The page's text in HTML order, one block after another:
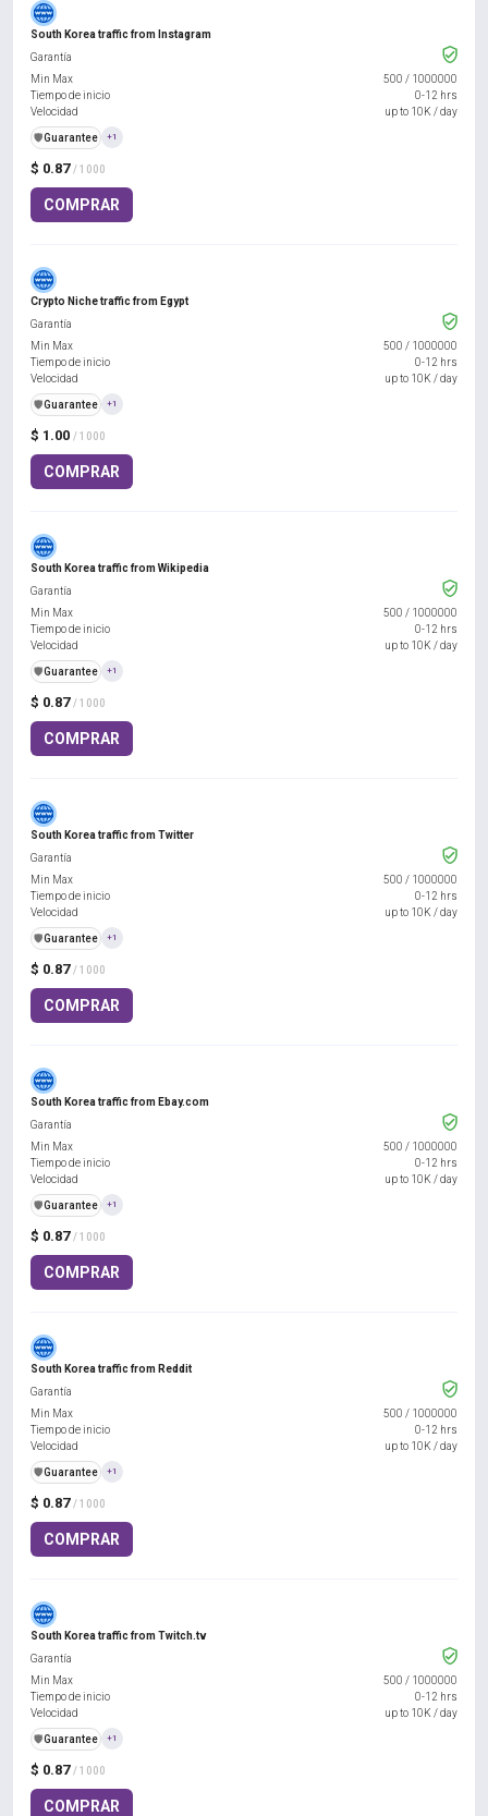
South Korea traffic from Instagram
$ 0.87 / 1000
COMPRAR
Garantía
Min Max
500 / 1000000
Tiempo de inicio
0-12 hrs
Velocidad
up to 10K / day
️🛡️Guarantee +1
Crypto Niche traffic from Egypt
$ 1.00 / 1000
COMPRAR
Garantía
Min Max
500 / 1000000
Tiempo de inicio
0-12 hrs
Velocidad
up to 10K / day
️🛡️Guarantee +1
South Korea traffic from Wikipedia
$ 0.87 / 1000
COMPRAR
Garantía
Min Max
500 / 1000000
Tiempo de inicio
0-12 hrs
Velocidad
up to 10K / day
️🛡️Guarantee +1
South Korea traffic from Twitter
$ 0.87 / 1000
COMPRAR
Garantía
Min Max
500 / 1000000
Tiempo de inicio
0-12 hrs
Velocidad
up to 10K / day
️🛡️Guarantee +1
South Korea traffic from Ebay.com
$ 0.87 / 1000
COMPRAR
Garantía
Min Max
500 / 1000000
Tiempo de inicio
0-12 hrs
Velocidad
up to 10K / day
️🛡️Guarantee +1
South Korea traffic from Reddit
$ 0.87 / 1000
COMPRAR
Garantía
Min Max
500 / 1000000
Tiempo de inicio
0-12 hrs
Velocidad
up to 10K / day
️🛡️Guarantee +1
South Korea traffic from Twitch.tv
$ 0.87 / 1000
COMPRAR
Garantía
Min Max
500 / 1000000
Tiempo de inicio
0-12 hrs
Velocidad
up to 10K / day
️🛡️Guarantee +1